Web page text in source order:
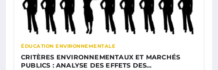
ÉDUCATION ENVIRONNEMENTALE
CRITÈRES ENVIRONNEMENTAUX ET MARCHÉS
PUBLICS : ANALYSE DES EFFETS DES…